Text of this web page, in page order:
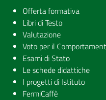
Offerta formativa
Libri di Testo
Valutazione
Voto per il
Esami di Stato
Le schede didattiche
I progetti di Istituto
FermiCaffè